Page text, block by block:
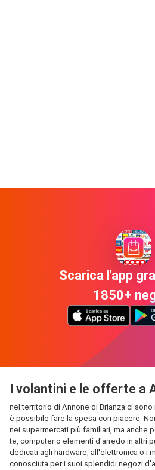
Scarica l'app
1850+
I volantini e le offerte a
nel territorio di Annone di Brianza ci
è possibile fare la spesa con piacere.
nei supermercati più familiari, ma anche
te, computer o elementi d'arredo in altri
dedicati agli hardware, all'elettronica o i
conosciuta per i suoi splendidi negozi